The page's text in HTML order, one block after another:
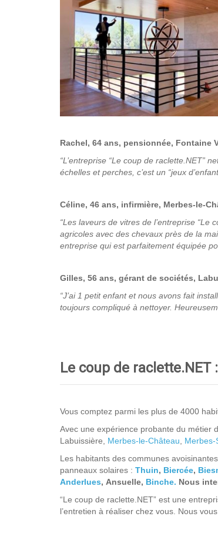
Rachel, 64 ans, pensionnée, Fontaine
“L’entreprise “Le coup de raclette.NET”
échelles et perches, c’est un “jeux
Céline, 46 ans, infirmière, Merbes-le-
“Les laveurs de vitres de l’entreprise
agricoles avec des chevaux près de la
entreprise qui est parfaitement équipée
Gilles, 56 ans, gérant de sociétés,
“J’ai 1 petit enfant et nous avons fait
toujours compliqué à nettoyer.
Le coup de
Vous comptez parmi les plus de 4000
Avec une expérience probante du métier
Labuissière, Merbes-le-Château, Merbes-
Les habitants des communes
panneaux solaires : Thuin, Biercée,
Anderlues, Ansuelle, Binche. Nous
“Le coup de raclette.NET” est une
l’entretien à réaliser chez vous. Nous